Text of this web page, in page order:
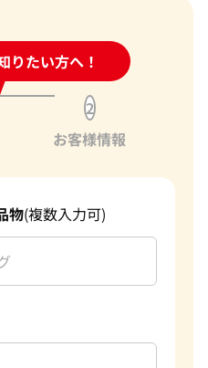
りたい方へ！
合わせフォーム
2
お客様情報
物(複数入力可)